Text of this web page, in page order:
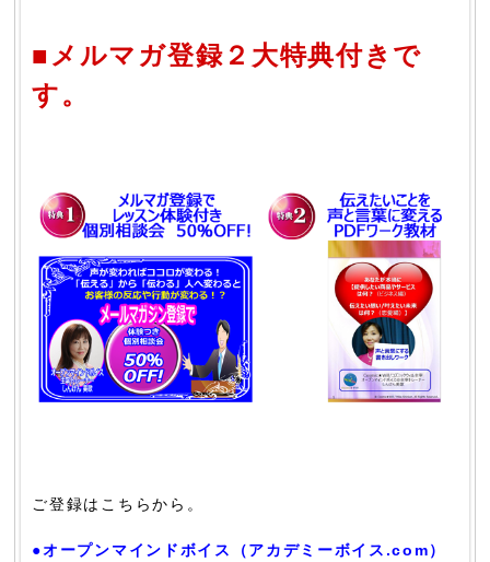
■メルマガ登録２大特典付きで
す。
ご登録はこちらから。
●オープンマインドボイス（アカデミーボイス.com）